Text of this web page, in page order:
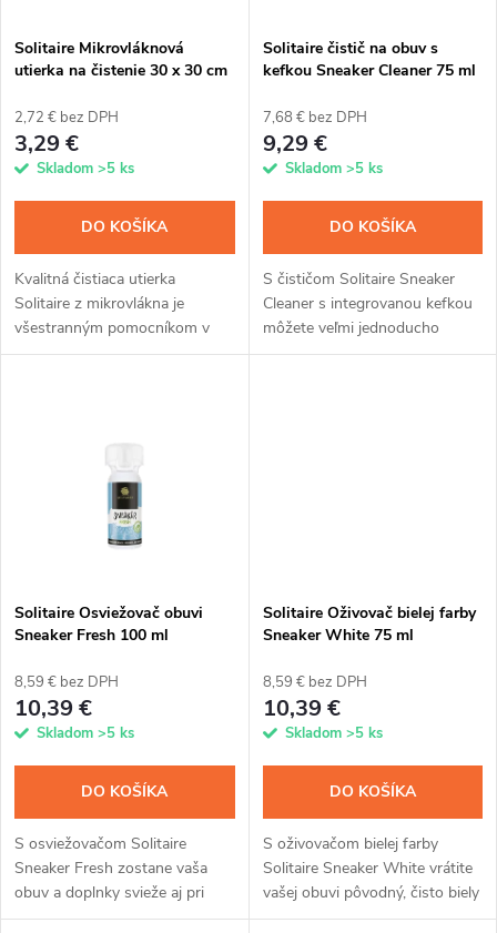
e
p
r
d
u
s
p
r
o
d
u
k
Solitaire Mikrovláknová
utierka na čistenie 30 x 30 cm
2,72 € bez DPH
3,29 €
Skladom >5 ks
DO KOŠÍKA
Kvalitná čistiaca utierka
Solitaire z mikrovlákna je
všestranným pomocníkom v
domácnosti a pri údržbe obuvi.
Solitaire čistič na obuv s
kefkou Sneaker Cleaner 75 ml
7,68 € bez DPH
9,29 €
Skladom >5 ks
DO KOŠÍKA
S čističom Solitaire Sneaker
Cleaner s integrovanou kefkou
môžete veľmi jednoducho
vyčistiť obuv a doplnky, či už
Solitaire Osviežovač obuvi
Sneaker Fresh 100 ml
8,59 € bez DPH
10,39 €
Skladom >5 ks
DO KOŠÍKA
S osviežovačom Solitaire
Sneaker Fresh zostane vaša
obuv a doplnky svieže aj pri
častom používaní. Sprej do
Solitaire Oživovač bielej farby
Sneaker White 75 ml
8,59 € bez DPH
10,39 €
Skladom >5 ks
DO KOŠÍKA
S oživovačom bielej farby
Solitaire Sneaker White vrátite
vašej obuvi pôvodný, čisto biely
vzhľad. Oživovač obsahuje